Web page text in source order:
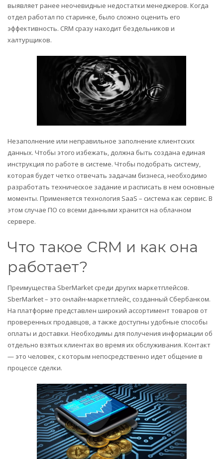
выявляет ранее неочевидные недостатки менеджеров. Когда
отдел работал по старинке, было сложно оценить его
эффективность. CRM сразу находит бездельников и
халтурщиков.
Незаполнение или неправильное заполнение клиентских
данных. Чтобы этого избежать, должна быть создана единая
инструкция по работе в системе. Чтобы подобрать систему,
которая будет четко отвечать задачам бизнеса, необходимо
разработать техническое задание и расписать в нем основные
моменты. Применяется технология SaaS – система как сервис. В
этом случае ПО со всеми данными хранится на облачном
сервере.
Что такое CRM и как она
работает?
Преимущества SberMarket среди других маркетплейсов.
SberMarket – это онлайн-маркетплейс, созданный Сбербанком.
На платформе представлен широкий ассортимент товаров от
проверенных продавцов, а также доступны удобные способы
оплаты и доставки. Необходимы для получения информации об
отдельно взятых клиентах во время их обслуживания. Контакт
— это человек, с которым непосредственно идет общение в
процессе сделки.